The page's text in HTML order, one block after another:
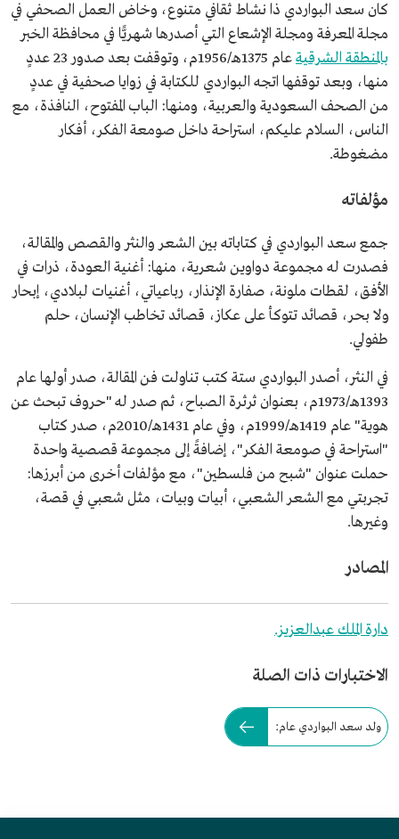
كان سعد البواردي ذا نشاط ثقافي متنوع، وخاض العمل الصحفي في
مجلة المعرفة ومجلة الإشعاع التي أصدرها شهريًّا في محافظة الخبر
بالمنطقة الشرقية
عام 1375هـ/1956م، وتوقفت بعد صدور 23 عددٍ
منها، وبعد توقفها اتجه البواردي للكتابة في زوايا صحفية في عددٍ
من الصحف السعودية والعربية، ومنها: الباب المفتوح، النافذة، مع
الناس، السلام عليكم، استراحة داخل صومعة الفكر، أفكار
مضغوطة.
مؤلفاته
جمع سعد البواردي في كتاباته بين الشعر والنثر والقصص والمقالة،
فصدرت له مجموعة دواوين شعرية، منها: أغنية العودة، ذرات في
الأفق، لقطات ملونة، صفارة الإنذار، رباعياتي، أغنيات لبلادي، إبحار
ولا بحر، قصائد تتوكأ على عكاز، قصائد تخاطب الإنسان، حلم
طفولي.
في النثر، أصدر البواردي ستة كتب تناولت فن المقالة، صدر أولها عام
1393هـ/1973م، بعنوان ثرثرة الصباح، ثم صدر له "حروف تبحث عن
هوية" عام 1419هـ/1999م، وفي عام 1431هـ/2010م، صدر كتاب
"استراحة في صومعة الفكر"، إضافةً إلى مجموعة قصصية واحدة
حملت عنوان "شبح من فلسطين"، مع مؤلفات أخرى من أبرزها:
تجربتي مع الشعر الشعبي، أبيات وبيات، مثل شعبي في قصة،
وغيرها.
المصادر
دارة الملك عبدالعزيز.
الاختبارات ذات الصلة
ولد سعد البواردي عام: